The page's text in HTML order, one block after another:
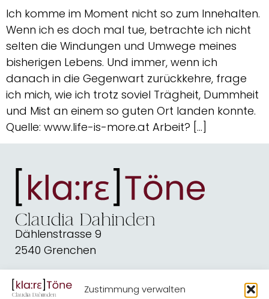
Zustimmung verwalten
Ich komme im Moment nicht so zum Innehalten.
Wenn ich es doch mal tue, betrachte ich nicht
selten die Windungen und Umwege meines
bisherigen Lebens. Und immer, wenn ich
danach in die Gegenwart zurückkehre, frage
ich mich, wie ich trotz soviel Trägheit, Dummheit
und Mist an einem so guten Ort landen konnte.
Quelle: www.life-is-more.at Arbeit? […]
Dählenstrasse 9
2540 Grenchen
dahindenbooks@quickline.ch